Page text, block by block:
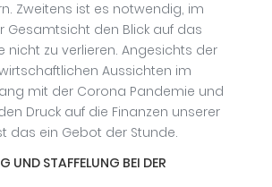
Zweitens ist es notwendig, im
Gesamtsicht den Blick auf das
nicht zu verlieren. Angesichts der
Aussichten im
mit der Corona Pandemie und
Druck auf die Finanzen unserer
das ein Gebot der Stunde.
UND STAFFELUNG BEI DER